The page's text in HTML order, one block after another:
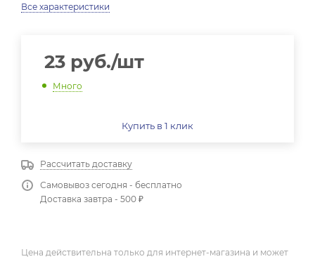
Все характеристики
23 руб./шт
Много
Купить в 1 клик
Рассчитать доставку
Самовывоз сегодня - бесплатно
Доставка завтра - 500 ₽
Цена действительна только для интернет-магазина и может